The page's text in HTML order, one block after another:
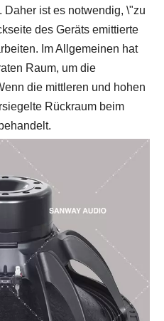
ist es notwendig, \"zu
des Geräts emittierte
Im Allgemeinen hat
Raum, um die
die mittleren und hohen
Rückraum beim